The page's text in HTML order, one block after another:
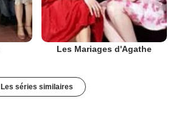
Les Mariages d'Agathe
Les séries similaires